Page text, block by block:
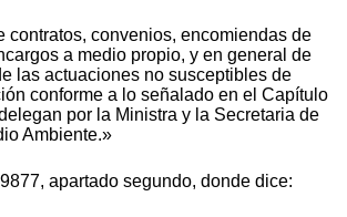
contratos, convenios, encomiendas de
a medio propio, y en general de
las actuaciones no susceptibles de
conforme a lo señalado en el Capítulo
por la Ministra y la Secretaria de
Ambiente.»
apartado segundo, donde dice: